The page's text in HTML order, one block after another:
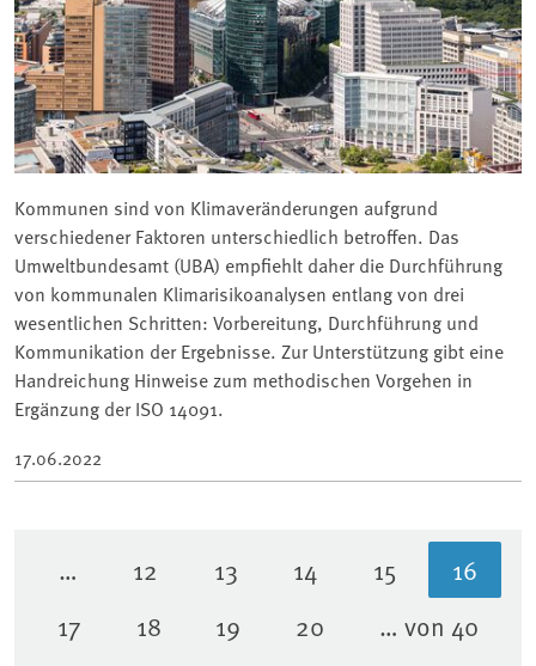
Kommunen sind von Klimaveränderungen aufgrund
verschiedener Faktoren unterschiedlich betroffen. Das
Umweltbundesamt (UBA) empfiehlt daher die Durchführung
von kommunalen Klimarisikoanalysen entlang von drei
wesentlichen Schritten: Vorbereitung, Durchführung und
Kommunikation der Ergebnisse. Zur Unterstützung gibt eine
Handreichung Hinweise zum methodischen Vorgehen in
Ergänzung der ISO 14091.
17.06.2022
… Seite
12 Seite
13 Seite
14 Seite
15
16
Seite
17 Seite
18 Seite
19 Seite
20 … von 40